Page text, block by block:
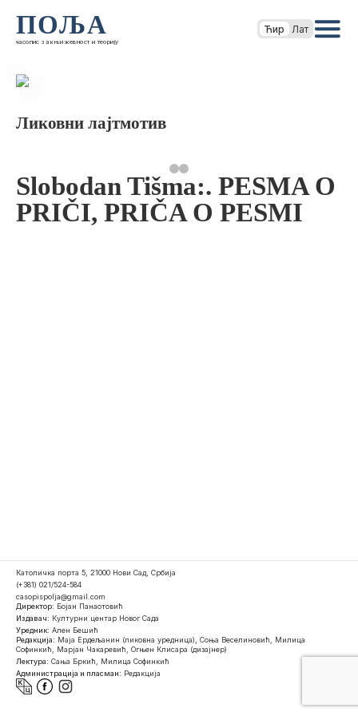
ПОЉА
часопис за књижевност и теорију
Ћир Лат
Ликовни лајтмотив
Slobodan Tišma:. PESMA O
PRIČI, PRIČA O PESMI
Католичка порта 5, 21000 Нови Сад, Србија
(+381) 021/524-584
casopispolja@gmail.com
Директор: Бојан Панаотовић
Издавач: Културни центар Новог Сада
Уредник: Ален Бешић
Редакција: Маја Ердељанин (ликовна уредница), Соња Веселиновић, Милица
Софинкић, Марјан Чакаревић, Огњен Клисара (дизајнер)
Лектура: Сања Бркић, Милица Софинкић
Администрација и пласман: Редакција